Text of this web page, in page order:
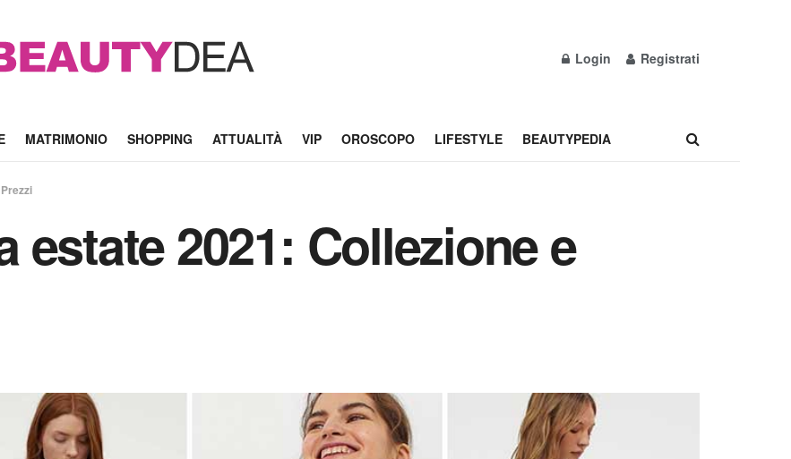
Login Registrati
MATRIMONIO SHOPPING ATTUALITÀ VIP OROSCOPO LIFESTYLE BEAUTYPEDIA
estate 2021: Collezione e